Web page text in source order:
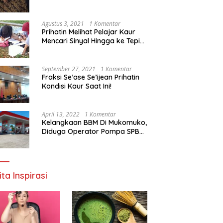
Agustus 3, 2021 1 Komentar
Prihatin Melihat Pelajar Kaur
Mencari Sinyal Hingga ke Tepi
Segera Bertindak
September 27, 2021 1 Komentar
Fraksi Se’ase Se’ijean Prihatin
Kondisi Kaur Saat Ini!
April 13, 2022 1 Komentar
Kelangkaan BBM Di Mukomuko,
Diduga Operator Pompa SPBU
Inspirasi